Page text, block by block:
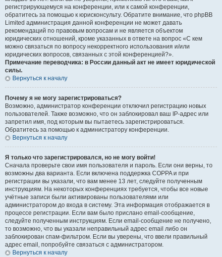
регистрирующемуся на конференции, или к самой конференции,
обратитесь за помощью к юрисконсульту. Обратите внимание, что phpBB
Limited администрация данной конференции не может давать
рекомендаций по правовым вопросам и не является объектом
юридических отношений, кроме указанных в ответе на вопрос «С кем
можно связаться по вопросу некорректного использования и/или
юридических вопросов, связанных с этой конференцией?».
Примечание переводчика: в России данный акт не имеет юридической
силы.
Вернуться к началу
Почему я не могу зарегистрироваться?
Возможно, администратор конференции отключил регистрацию новых
пользователей. Также возможно, что он заблокировал ваш IP-адрес или
запретил имя, под которым вы пытаетесь зарегистрироваться.
Обратитесь за помощью к администратору конференции.
Вернуться к началу
Я только что зарегистрировался, но не могу войти!
Сначала проверьте свои имя пользователя и пароль. Если они верны, то
возможны два варианта. Если включена поддержка COPPA и при
регистрации вы указали, что вам менее 13 лет, следуйте полученным
инструкциям. На некоторых конференциях требуется, чтобы все новые
учётные записи были активированы пользователями или
администратором до входа в систему. Эта информация отображается в
процессе регистрации. Если вам было прислано email-сообщение,
следуйте полученным инструкциям. Если email-сообщение не получено,
то возможно, что вы указали неправильный адрес email либо он
заблокирован спам-фильтром. Если вы уверены, что ввели правильный
адрес email, попробуйте связаться с администратором.
Вернуться к началу